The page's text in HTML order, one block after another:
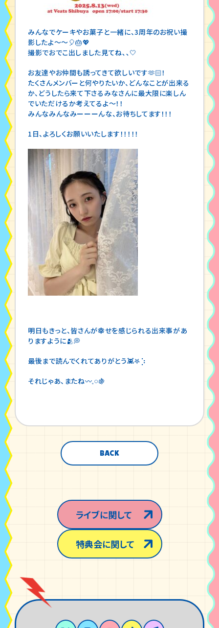
みんなでケーキやお菓子と一緒に、3周年のお祝い撮
影したよ～～🎈🎂💖
撮影でおでこ出しました見てね‎､､🤍
お友達やお仲間も誘ってきて欲しいです🫶🏻！
たくさんメンバーと何やりたいか、どんなことが出来る
か、どうしたら来て下さるみなさんに最大限に楽しん
でいただけるか考えてるよ～！！
みんなみんなみーーーんな、お待ちしてます！！！
1日、よろしくお願いいたします！！！！！
明日もきっと、皆さんが幸せを感じられる出来事があ
りますように🫂💭
最後まで読んでくれてありがとう👾𖤐⡱
それじゃあ、またね〰𓈒𓏸🍇
BACK
ライブに関して
特典会に関して